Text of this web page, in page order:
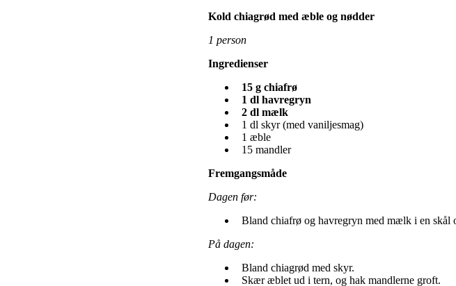
Kold chiagrød med æble og nødder
1 person
Ingredienser
15 g chiafrø
1 dl havregryn
2 dl mælk
1 dl skyr (med vaniljesmag)
1 æble
15 mandler
Fremgangsmåde
Dagen før:
Bland chiafrø og havregryn med mælk i en skål
På dagen:
Bland chiagrød med skyr.
Skær æblet ud i tern, og hak mandlerne groft.